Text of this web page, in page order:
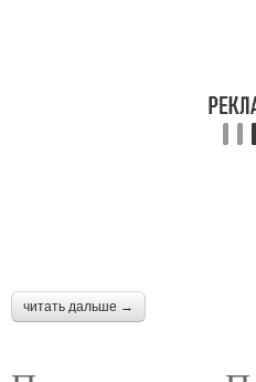
читать дальше →